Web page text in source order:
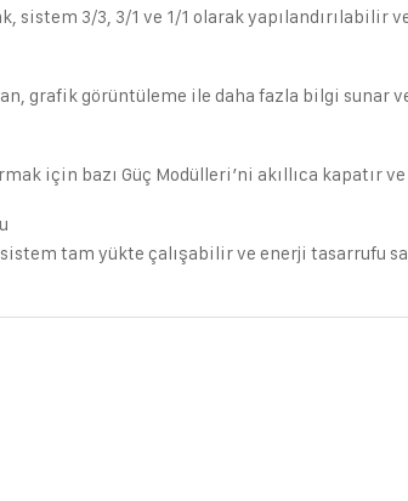
sistem 3/3, 3/1 ve 1/1 olarak
grafik görüntüleme ile daha fazla bilgi
için bazı Güç Modülleri’ni akıllıca kapatır
tam yükte çalışabilir ve enerji tasarrufu